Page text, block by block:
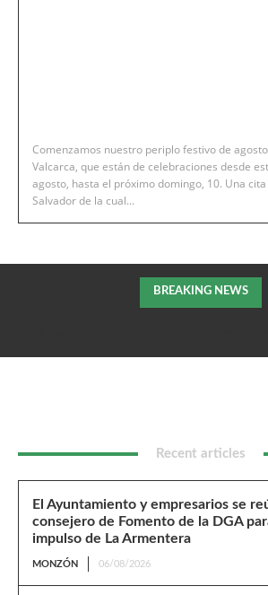
Comenzamos nuestro periplo festivo de
Valcarca, que están de celebraciones desde
agosto, hasta el próximo domingo, 10. Una
Salvador de la cual...
BREAKING NEWS
Recent articles
El Ayuntamiento y empresarios se
consejero de Fomento de la DGA
impulso de La Armentera
MONZÓN 06/08/2026